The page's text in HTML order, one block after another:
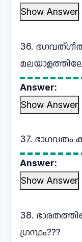
Show Answer
36.
Answer:
Show Answer
37. ഭാഗവതം
Answer:
Show Answer
38.
ഗ്രന്ഥം???